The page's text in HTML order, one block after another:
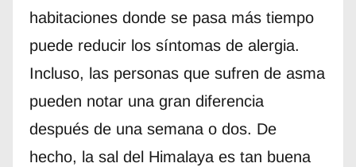
habitaciones donde se pasa más tiempo
puede reducir los síntomas de alergia.
Incluso, las personas que sufren de asma
pueden notar una gran diferencia
después de una semana o dos. De
hecho, la sal del Himalaya es tan buena